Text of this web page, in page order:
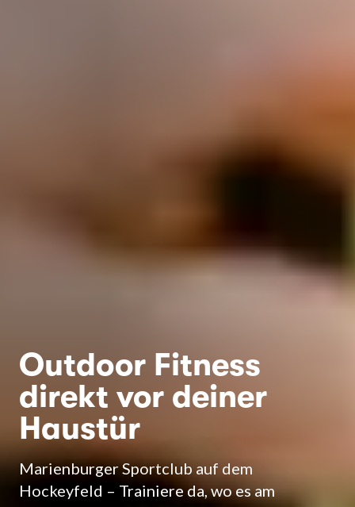
Outdoor Fitness
direkt vor deiner
Haustür
Marienburger Sportclub auf dem
Hockeyfeld – Trainiere da, wo es am